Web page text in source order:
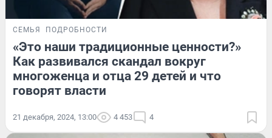
СЕМЬЯ ПОДРОБНОСТИ
«Это наши традиционные ценности?»
Как развивался скандал вокруг
многоженца и отца 29 детей и что
говорят власти
21 декабря, 2024, 13:00 4 453 4